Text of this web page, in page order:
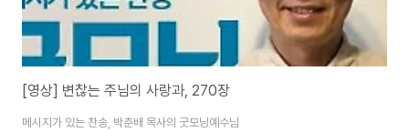
[영상] 변찮는 주님의 사랑과, 270장
메시지가 있는 찬송, 박춘배 목사의 굿모닝예수님